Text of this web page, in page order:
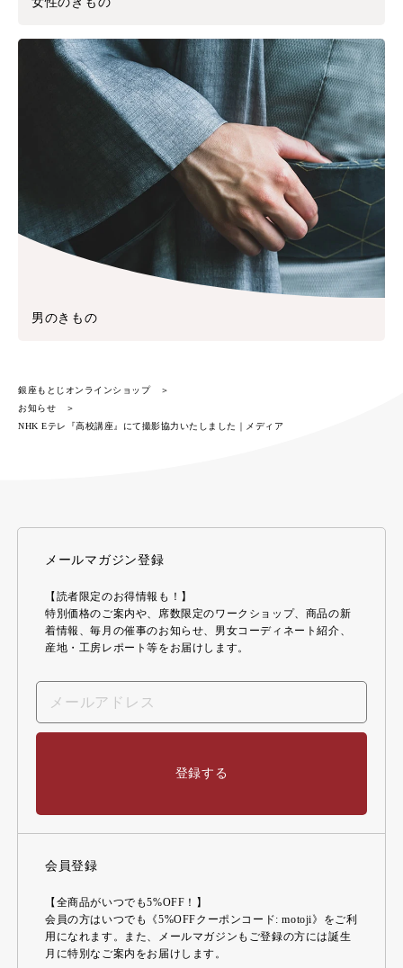
男のきもの
銀座もとじオンラインショップ
お知らせ
NHK Eテレ『高校講座』にて撮影協力いたしました｜メディア
メールマガジン登録
【読者限定のお得情報も！】
特別価格のご案内や、席数限定のワークショップ、商品の新
着情報、毎月の催事のお知らせ、男女コーディネート紹介、
産地・工房レポート等をお届けします。
登録する
会員登録
【全商品がいつでも5%OFF！】
会員の方はいつでも《5%OFFクーポンコード: motoji》をご利
用になれます。また、メールマガジンもご登録の方には誕生
月に特別なご案内をお届けします。